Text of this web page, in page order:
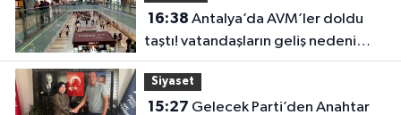
16:38
taştı! vatandaşların geliş nedeni
farklı çıktı
Siyaset
15:27